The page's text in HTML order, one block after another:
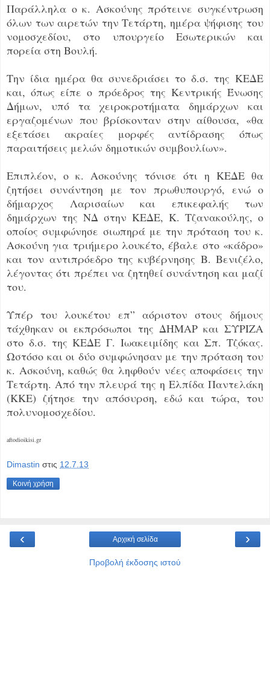
Παράλληλα ο κ. Ασκούνης πρότεινε συγκέντρωση
όλων των αιρετών την Τετάρτη, ημέρα ψήφισης του
νομοσχεδίου, στο υπουργείο Εσωτερικών και
πορεία στη Βουλή.
Την ίδια ημέρα θα συνεδριάσει το δ.σ. της ΚΕΔΕ
και, όπως είπε ο πρόεδρος της Κεντρικής Ένωσης
Δήμων, υπό τα χειροκροτήματα δημάρχων και
εργαζομένων που βρίσκονταν στην αίθουσα, «θα
εξετάσει ακραίες μορφές αντίδρασης όπως
παραιτήσεις μελών δημοτικών συμβουλίων».
Επιπλέον, ο κ. Ασκούνης τόνισε ότι η ΚΕΔΕ θα
ζητήσει συνάντηση με τον πρωθυπουργό, ενώ ο
δήμαρχος Λαρισαίων και επικεφαλής των
δημάρχων της ΝΔ στην ΚΕΔΕ, Κ. Τζανακούλης, ο
οποίος συμφώνησε σιωπηρά με την πρόταση του κ.
Ασκούνη για τριήμερο λουκέτο, έβαλε στο «κάδρο»
και τον αντιπρόεδρο της κυβέρνησης Β. Βενιζέλο,
λέγοντας ότι πρέπει να ζητηθεί συνάντηση και μαζί
του.
Υπέρ του λουκέτου επ” αόριστον στους δήμους
τάχθηκαν οι εκπρόσωποι της ΔΗΜΑΡ και ΣΥΡΙΖΑ
στο δ.σ. της ΚΕΔΕ Γ. Ιωακειμίδης και Σπ. Τζόκας.
Ωστόσο και οι δύο συμφώνησαν με την πρόταση του
κ. Ασκούνη, καθώς θα ληφθούν νέες αποφάσεις την
Τετάρτη. Από την πλευρά της η Ελπίδα Παντελάκη
(ΚΚΕ) ζήτησε την απόσυρση, εδώ και τώρα, του
πολυνομοσχεδίου.
aftodioikisi.gr
Dimastin στις 12.7.13
Κοινή χρήση
‹ ›
Αρχική σελίδα
Προβολή έκδοσης ιστού